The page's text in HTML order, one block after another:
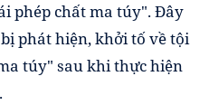
phép chất ma túy". Đây
phát hiện, khởi tố về tội
túy" sau khi thực hiện